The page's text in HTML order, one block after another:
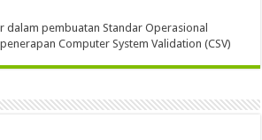
dalam pembuatan Standar Operasional
Computer System Validation (CSV)